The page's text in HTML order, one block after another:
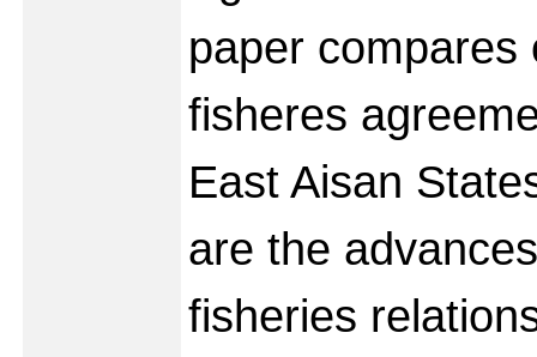
paper compares
fisheres
East Aisan
are the
fisheries